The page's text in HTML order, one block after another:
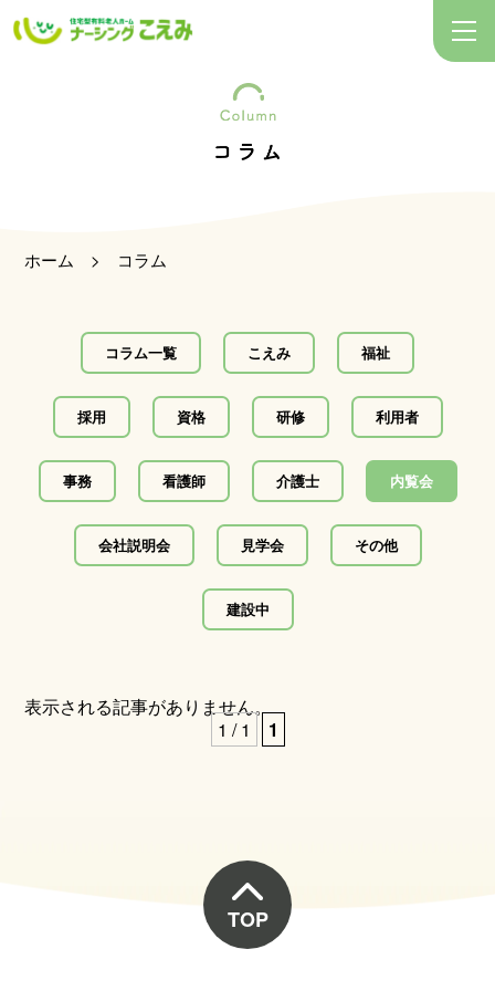
ホーム > コラム
コラム一覧 こえみ 福祉
採用 資格 研修 利用者
事務 看護師 介護士 内覧会
会社説明会 見学会 その他
建設中
表示される記事がありません。
1 / 1
1
TOP